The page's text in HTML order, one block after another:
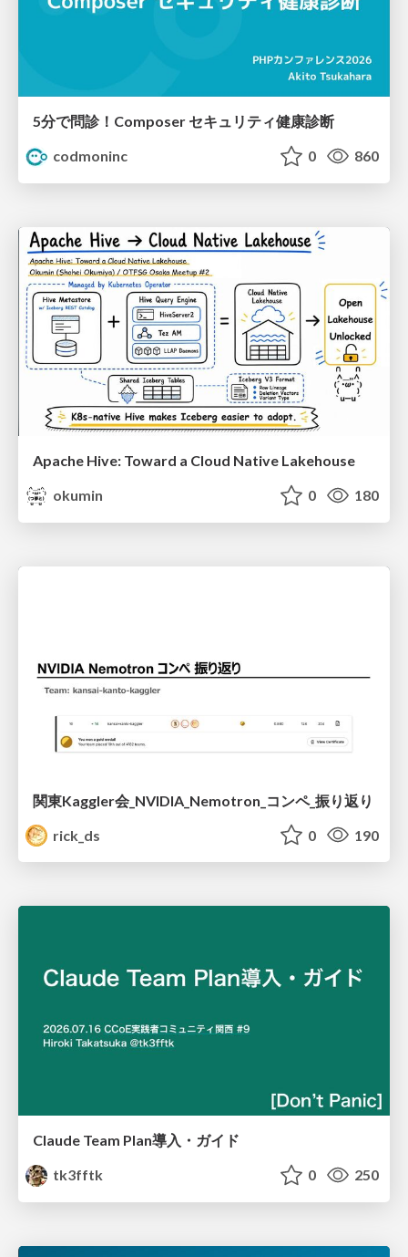
5分で問診！Composer セキュリティ健康診断
codmoninc
0 860
Apache Hive: Toward a Cloud Native Lakehouse
okumin
0 180
関東Kaggler会_NVIDIA_Nemotron_コンペ_振り返り
rick_ds
0 190
Claude Team Plan導入・ガイド
tk3fftk
0 250